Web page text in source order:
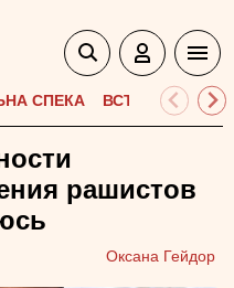
СПЕКА ВСТУПНА
рашистов
Оксана Гейдор